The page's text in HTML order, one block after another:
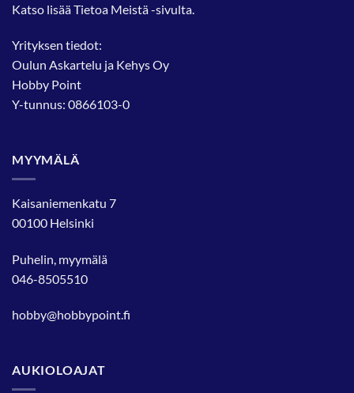
Katso lisääTietoa Meistä-sivulta.
Yrityksen tiedot:
Oulun Askartelu ja Kehys Oy
Hobby Point
Y-tunnus: 0866103-0
MYYMÄLÄ
Kaisaniemenkatu 7
00100 Helsinki
Puhelin, myymälä
046-8505510
hobby@hobbypoint.fi
AUKIOLOAJAT